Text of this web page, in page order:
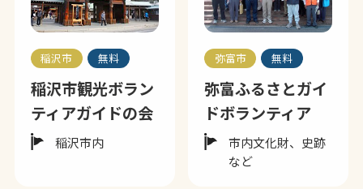
稲沢市 無料
稲沢市観光ボラン
ティアガイドの会
稲沢市内
弥富市 無料
弥富ふるさとガイ
ドボランティア
市内文化財、史跡
など